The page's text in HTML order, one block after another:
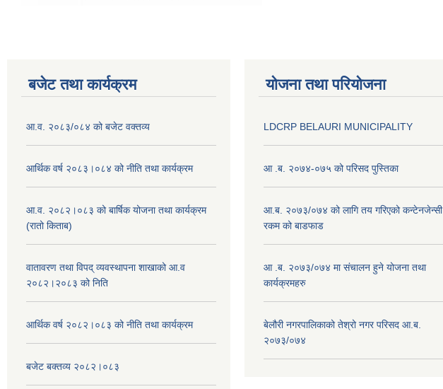
बजेट तथा कार्यक्रम
आ.व. २०८३/०८४ को बजेट वक्तव्य
आर्थिक वर्ष २०८३।०८४ को नीति तथा कार्यक्रम
आ.व. २०८२।०८३ को बार्षिक योजना तथा कार्यक्रम
(रातो किताब)
वातावरण तथा विपद् व्यवस्थापना शाखाको आ.व
२०८२।२०८३ को निति
आर्थिक वर्ष २०८२।०८३ को नीति तथा कार्यक्रम
बजेट बक्तव्य २०८२।०८३
योजना तथा परियोजना
LDCRP BELAURI MUNICIPALITY
आ .ब. २०७४-०७५ को परिसद पुस्तिका
आ.ब. २०७३/०७४ को लागि तय गरिएको कन्टेनजेन्सी
रकम को बाडफाड
आ .ब. २०७३/०७४ मा संचालन हुने योजना तथा
कार्यक्रमहरु
बेलौरी नगरपालिकाको तेश्रो नगर परिसद आ.ब.
२०७३/०७४